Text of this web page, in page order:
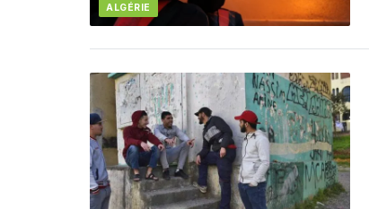
ALGÉRIE